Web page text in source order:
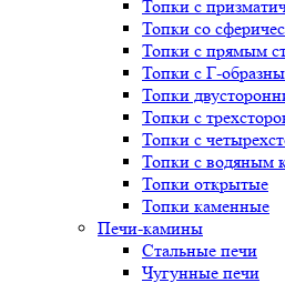
Топки с
Топки со
Топки с прямым
Топки с Г-
Топки
Топки с
Топки с
Топки с водяным
Топки открытые
Топки каменные
Печи-камины
Стальные печи
Чугунные печи